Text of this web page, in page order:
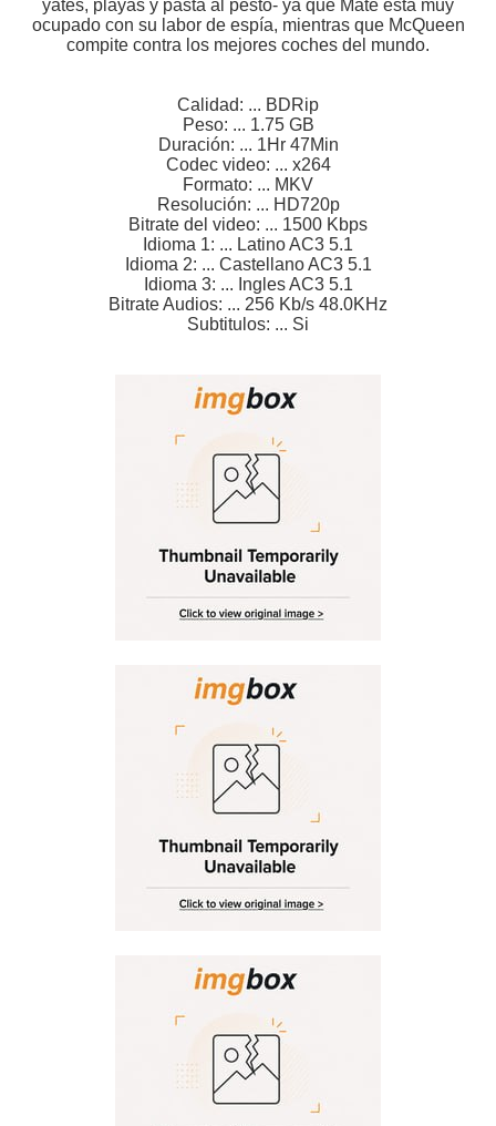
yates, playas y pasta al pesto- ya que Mate está muy
ocupado con su labor de espía, mientras que McQueen
compite contra los mejores coches del mundo.
Calidad: ... BDRip
Peso: ... 1.75 GB
Duración: ... 1Hr 47Min
Codec video: ... x264
Formato: ... MKV
Resolución: ... HD720p
Bitrate del video: ... 1500 Kbps
Idioma 1: ... Latino AC3 5.1
Idioma 2: ... Castellano AC3 5.1
Idioma 3: ... Ingles AC3 5.1
Bitrate Audios: ... 256 Kb/s 48.0KHz
Subtitulos: ... Si